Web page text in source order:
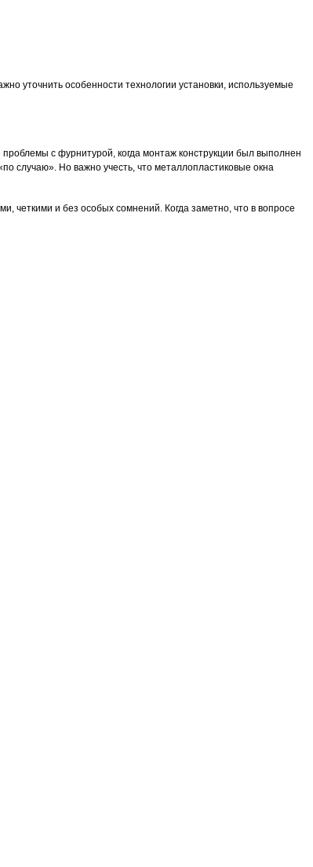
уточнить особенности технологии установки, используемые
с фурнитурой, когда монтаж конструкции был выполнен
случаю». Но важно учесть, что металлопластиковые окна
четкими и без особых сомнений. Когда заметно, что в вопросе